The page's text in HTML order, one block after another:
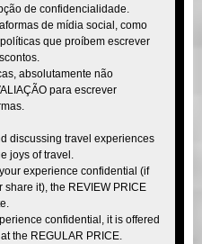
de confidencialidade.
de mídia social, como
que proíbem escrever
absolutamente não
para escrever
discussing travel experiences
joys of travel.
experience confidential (if
it), the REVIEW PRICE
confidential, it is offered
the REGULAR PRICE.